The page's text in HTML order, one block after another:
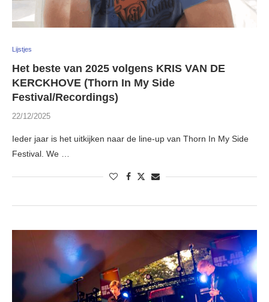
Lijstjes
Het beste van 2025 volgens KRIS VAN DE
KERCKHOVE (Thorn In My Side
Festival/Recordings)
22/12/2025
Ieder jaar is het uitkijken naar de line-up van Thorn In My Side
Festival. We …